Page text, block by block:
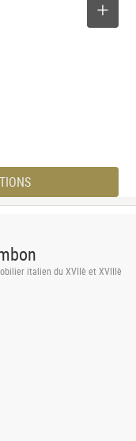
italien du XVIIè et XVIIIè